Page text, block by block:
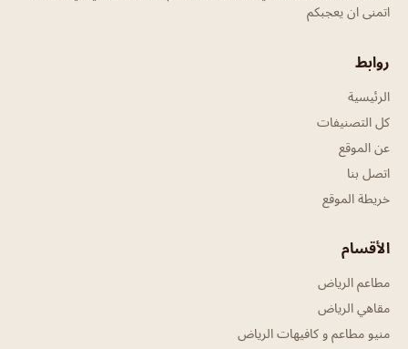
اتمنى ان يعجبكم
روابط
الرئيسية
كل التصنيفات
عن الموقع
اتصل بنا
خريطة الموقع
الأقسام
مطاعم الرياض
مقاهي الرياض
منيو مطاعم و كافيهات الرياض